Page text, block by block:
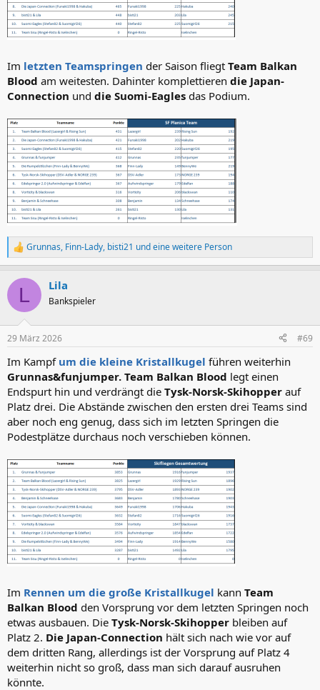
Im letzten Teamspringen der Saison fliegt Team Balkan
Blood am weitesten. Dahinter komplettieren die Japan-
Connection und die Suomi-Eagles das Podium.
R
e
k
i
e
:
Grunnas, Finn-Lady, bisti21 und eine weitere Person
L Lila
Bankspieler
29 März 2026 #69
Im Kampf um die kleine Kristallkugel führen weiterhin
Grunnas&funjumper. Team Balkan Blood legt einen
Endspurt hin und verdrängt die Tysk-Norsk-Skihopper auf
Platz drei. Die Abstände zwischen den ersten drei Teams sind
aber noch eng genug, dass sich im letzten Springen die
Podestplätze durchaus noch verschieben können.
Im Rennen um die große Kristallkugel kann Team
Balkan Blood den Vorsprung vor dem letzten Springen noch
etwas ausbauen. Die Tysk-Norsk-Skihopper bleiben auf
Platz 2. Die Japan-Connection hält sich nach wie vor auf
dem dritten Rang, allerdings ist der Vorsprung auf Platz 4
weiterhin nicht so groß, dass man sich darauf ausruhen
könnte.